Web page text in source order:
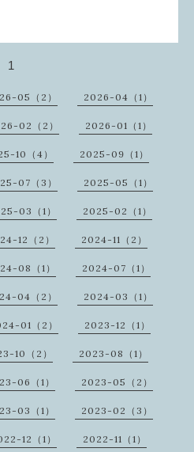
1
05（2） 2026-04（1）
02（2） 2026-01（1）
10（4） 2025-09（1）
07（3） 2025-05（1）
03（1） 2025-02（1）
12（2） 2024-11（2）
08（1） 2024-07（1）
04（2） 2024-03（1）
01（2） 2023-12（1）
10（2） 2023-08（1）
06（1） 2023-05（2）
03（1） 2023-02（3）
12（1） 2022-11（1）